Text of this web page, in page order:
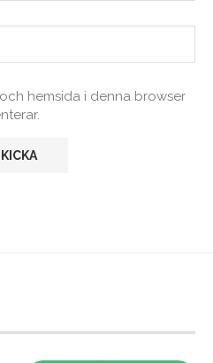
hemsida i denna browser